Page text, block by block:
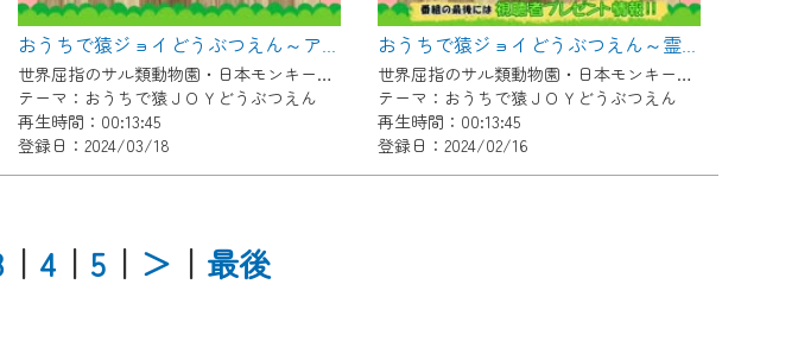
おうちで猿ジョイどうぶつえん～アカオザル～（2024年2月16日初回放送）
世界屈指のサル類動物園・日本モンキーセンター協力の親子で学べる動物番組。
テーマ：おうちで猿ＪＯＹどうぶつえん
再生時間：00:13:45
登録日：2024/03/18
おうちで猿ジョイどうぶつえん～霊長類の研究者～（2024年1月16日初回放送）
世界屈指のサル類動物園・日本モンキーセンター協力の親子で学べる動物番組。
テーマ：おうちで猿ＪＯＹどうぶつえん
再生時間：00:13:45
登録日：2024/02/16
｜ 4 ｜ 5 ｜ ＞ ｜ 最後